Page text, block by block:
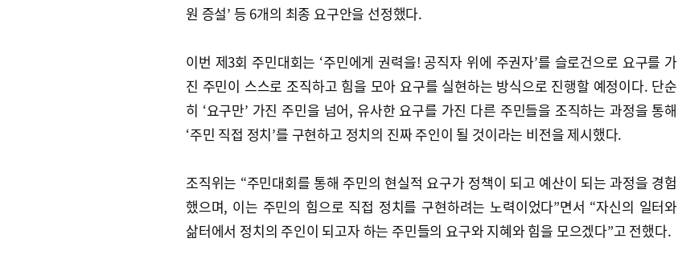
원 증설’ 등 6개의 최종 요구안을 선정했다.
이번 제3회 주민대회는 ‘주민에게 권력을! 공직자 위에 주권자’를 슬로건으로 요구를 가
진 주민이 스스로 조직하고 힘을 모아 요구를 실현하는 방식으로 진행할 예정이다. 단순
히 ‘요구만’ 가진 주민을 넘어, 유사한 요구를 가진 다른 주민들을 조직하는 과정을 통해
‘주민 직접 정치’를 구현하고 정치의 진짜 주인이 될 것이라는 비전을 제시했다.
조직위는 “주민대회를 통해 주민의 현실적 요구가 정책이 되고 예산이 되는 과정을 경험
했으며, 이는 주민의 힘으로 직접 정치를 구현하려는 노력이었다”면서 “자신의 일터와
삶터에서 정치의 주인이 되고자 하는 주민들의 요구와 지혜와 힘을 모으겠다”고 전했다.